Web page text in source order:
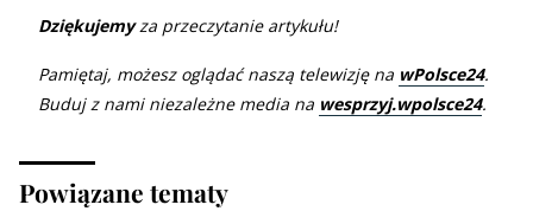
Dziękujemyza przeczytanie artykułu!
Pamiętaj, możesz oglądać naszą telewizję na wPolsce24.
Buduj z nami niezależne media na wesprzyj.wpolsce24.
Powiązane tematy